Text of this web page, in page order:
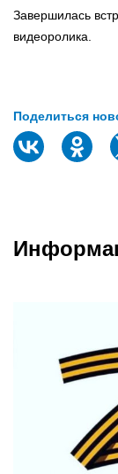
Завершилась
видеоролика.
Поделиться